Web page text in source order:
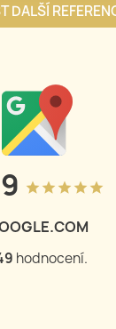
DALŠÍ
grade grade grade grade grade
hodnocení.